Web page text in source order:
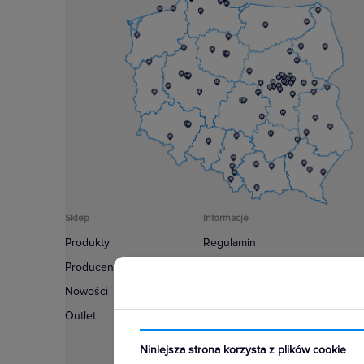
Niniejsza strona korzysta z plików cookie
Sklep
Produkty
Producenci
Nowości
Outlet
Informacje
Regulamin